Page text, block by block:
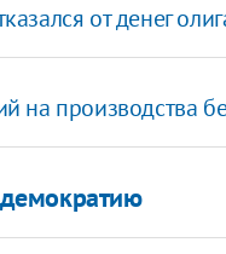
от денег
на производства